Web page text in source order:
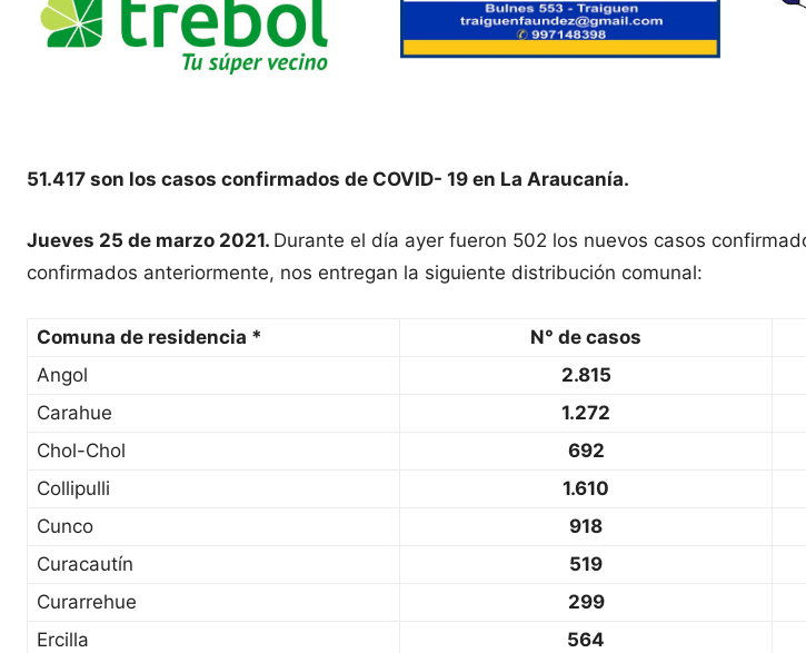
51.417 son los casos confirmados de COVID- 19 en La Araucanía.
Jueves 25 de marzo 2021. Durante el día ayer fueron 502 los nuevos casos
confirmados anteriormente, nos entregan la siguiente distribución comunal:
Comuna de residencia * N° de casos
Angol
2.815
Carahue
1.272
Chol-Chol
692
Collipulli
1.610
Cunco
918
Curacautín
519
Curarrehue
299
Ercilla
564